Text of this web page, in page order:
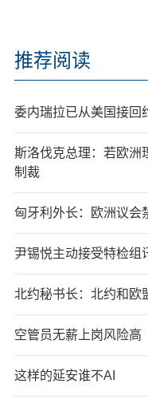
推荐阅读
委内瑞拉已从美国接回
斯洛伐克总理：若欧洲
制裁
匈牙利外长：欧洲议会
尹锡悦主动接受特检
北约秘书长：北约和欧
空管员无薪上岗风险
这样的延安谁不AI